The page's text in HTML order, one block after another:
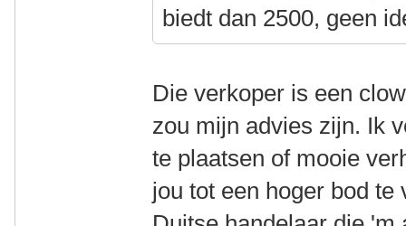
biedt dan 2500, geen
Die verkoper is een
zou mijn advies zijn. Ik
te plaatsen of mooie
jou tot een hoger bod